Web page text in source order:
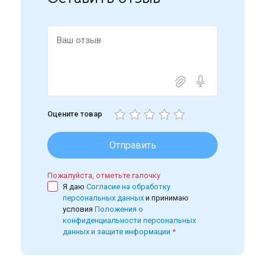
Оцените товар
Отправить
Пожалуйста, отметьте галочку
Я даюСогласие на обработку
персональных данныхи принимаю
условияПоложения о
конфиденциальности персональных
данных и защите информации *